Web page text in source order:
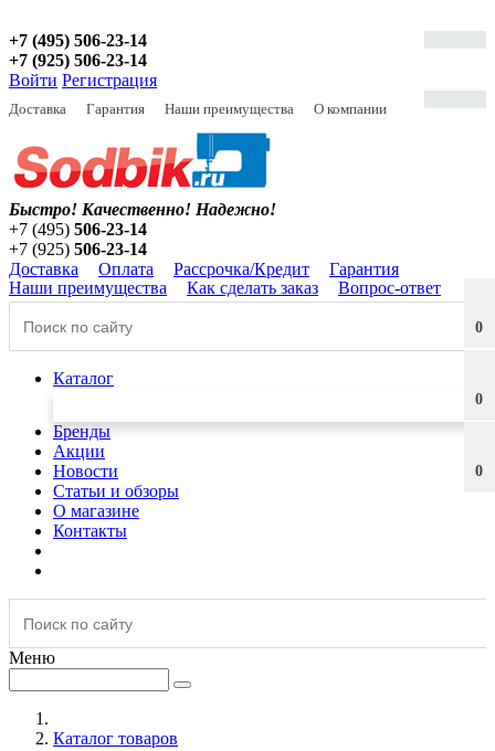
+7 (495) 506-23-14
+7 (925) 506-23-14
Войти Регистрация
Доставка Гарантия Наши преимущества О компании
0
0
0
Быстро! Качественно! Надежно!
+7 (495) 506-23-14
+7 (925) 506-23-14
Доставка
Оплата Рассрочка/Кредит
Гарантия
Наши преимущества
Как сделать заказ Вопрос-ответ
Каталог
Бренды
Акции
Новости
Статьи и обзоры
О магазине
Контакты
Меню
Каталог товаров